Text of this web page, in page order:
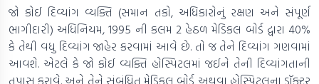
જો કોઈ દિવ્યાંગ વ્યક્તિ (સમાન તકો, અધિકારોનું રક્ષણ અને સંપૂર્ણ
ભાગીદારી) અધિનિયમ, 1995 ની કલમ 2 હેઠળ મેડિકલ બોર્ડ દ્વારા 40%
કે તેથી વધુ દિવ્યાંગ જાહેર કરવામાં આવે છે. તો જ તેને દિવ્યાંગ ગણવામાં
આવશે. એટલે કે જો કોઈ વ્યક્તિ હોસ્પિટલમાં જઈને તેની દિવ્યાંગતાની